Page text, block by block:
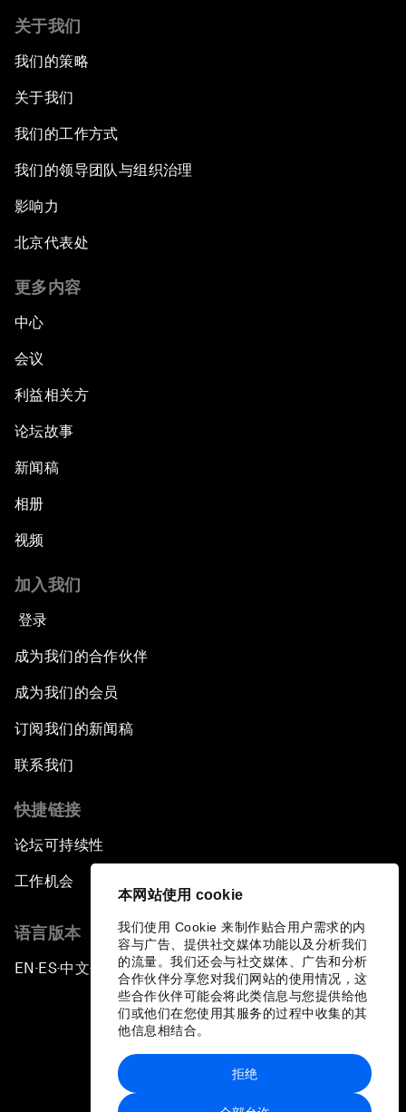
本网站使用 cookie
我们使用 Cookie 来制作贴合用户需求的内
容与广告、提供社交媒体功能以及分析我们
的流量。我们还会与社交媒体、广告和分析
合作伙伴分享您对我们网站的使用情况，这
些合作伙伴可能会将此类信息与您提供给他
们或他们在您使用其服务的过程中收集的其
他信息相结合。
拒绝
关于我们
我们的策略
关于我们
我们的工作方式
我们的领导团队与组织治理
影响力
北京代表处
更多内容
中心
会议
利益相关方
论坛故事
新闻稿
相册
视频
加入我们
登录
成为我们的合作伙伴
成为我们的会员
订阅我们的新闻稿
联系我们
快捷链接
论坛可持续性
工作机会
语言版本
EN ▪ES▪中文▪ 日本語